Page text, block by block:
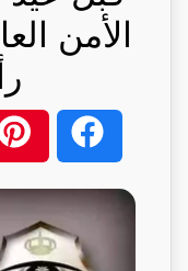
الأمن